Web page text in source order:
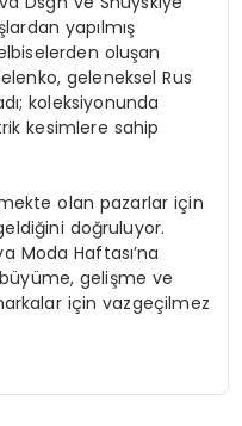
yapılmış
oluşan
geleneksel Rus
koleksiyonunda
kesimlere sahip
olan pazarlar için
doğruluyor.
Moda Haftası’na
büyüme, gelişme ve
için vazgeçilmez